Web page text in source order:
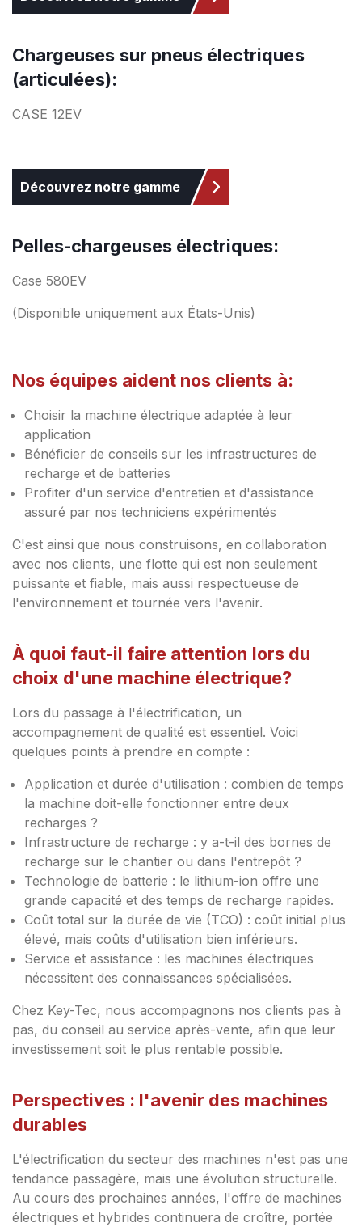
Chargeuses sur pneus électriques
(articulées):
CASE 12EV
Découvrez notre gamme
Pelles-chargeuses électriques:
Case 580EV
(Disponible uniquement aux États-Unis)
Nos équipes aident nos clients à:
Choisir la machine électrique adaptée à leur
application
Bénéficier de conseils sur les infrastructures de
recharge et de batteries
Profiter d'un service d'entretien et d'assistance
assuré par nos techniciens expérimentés
C'est ainsi que nous construisons, en collaboration
avec nos clients, une flotte qui est non seulement
puissante et fiable, mais aussi respectueuse de
l'environnement et tournée vers l'avenir.
À quoi faut-il faire attention lors du
choix d'une machine électrique?
Lors du passage à l'électrification, un
accompagnement de qualité est essentiel. Voici
quelques points à prendre en compte :
Application et durée d'utilisation : combien de temps
la machine doit-elle fonctionner entre deux
recharges ?
Infrastructure de recharge : y a-t-il des bornes de
recharge sur le chantier ou dans l'entrepôt ?
Technologie de batterie : le lithium-ion offre une
grande capacité et des temps de recharge rapides.
Coût total sur la durée de vie (TCO) : coût initial plus
élevé, mais coûts d'utilisation bien inférieurs.
Service et assistance : les machines électriques
nécessitent des connaissances spécialisées.
Chez Key-Tec, nous accompagnons nos clients pas à
pas, du conseil au service après-vente, afin que leur
investissement soit le plus rentable possible.
Perspectives : l'avenir des machines
durables
L'électrification du secteur des machines n'est pas une
tendance passagère, mais une évolution structurelle.
Au cours des prochaines années, l'offre de machines
électriques et hybrides continuera de croître, portée